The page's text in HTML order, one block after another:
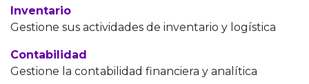
Inventario
Gestione sus actividades de inventario y logística
Contabilidad
Gestione la contabilidad financiera y analítica